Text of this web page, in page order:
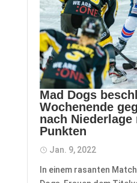
Mad Dogs
Wochenende
nach
Punkten
Jan. 9, 2022
In einem rasanten